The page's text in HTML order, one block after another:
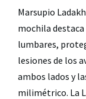
Marsupio
mochila
lumbares,
lesiones de los
ambos lados y
milimétrico. La